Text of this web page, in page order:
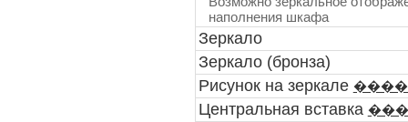
наполнения шкафа
Зеркало
Зеркало (бронза)
Рисунок на зеркале
Центральная вставка